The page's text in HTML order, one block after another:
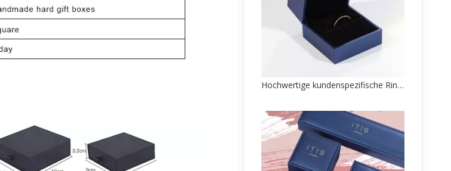
Hochwertige kundenspezifische Ringschachtelverpackungen im Direktverkauf ab Werk